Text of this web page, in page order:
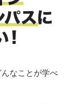
なことが学べ